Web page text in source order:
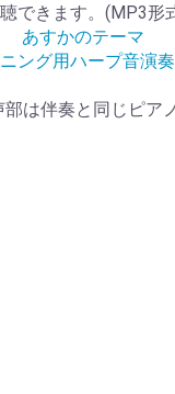
できます。(MP3形
あすかのテーマ
ニング用ハープ音演奏
部は伴奏と同じピア